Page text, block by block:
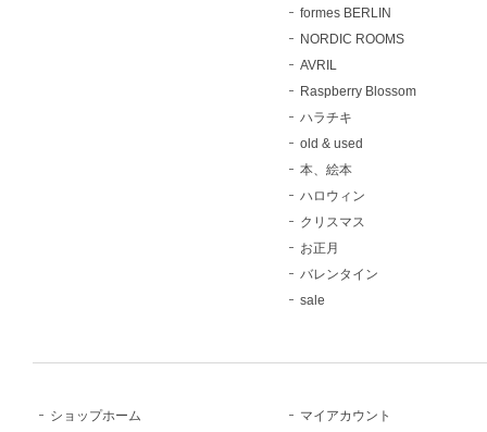
formes BERLIN
NORDIC ROOMS
AVRIL
Raspberry Blossom
ハラチキ
old & used
本、絵本
ハロウィン
クリスマス
お正月
バレンタイン
sale
ショップホーム
マイアカウント